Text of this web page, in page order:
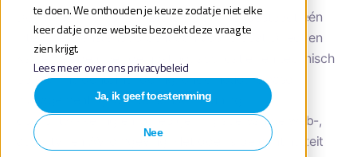
te doen. We onthouden je keuze zodat je niet elke
keer dat je onze website bezoekt deze vraag te
zien krijgt.
Lees meer over ons privacybeleid
Ja, ik geef toestemming
Nee
De Tweede Kamer der Staten-Generaal besteedt één
integrale dienstenopdracht aan voor Debat Direct en
Kamerbeelden: veilige hosting, applicatie- en technisch
beheer, incidentafhandeling, onderhoud, release
management, gebruikersondersteuning,
doorontwikkeling en volledige migratie van de web-,
app-, tv- en AV-omgeving. Het doel is de continuïteit